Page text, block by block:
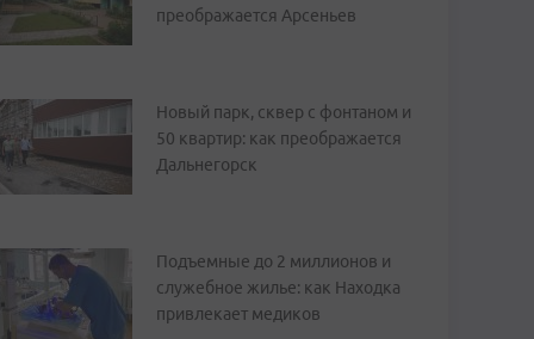
преображается Арсеньев
Новый парк, сквер с фонтаном и
50 квартир: как преображается
Дальнегорск
Подъемные до 2 миллионов и
служебное жилье: как Находка
привлекает медиков